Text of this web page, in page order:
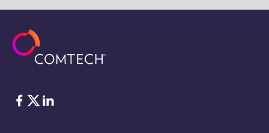
Facebook
Twitter
LinkedIn